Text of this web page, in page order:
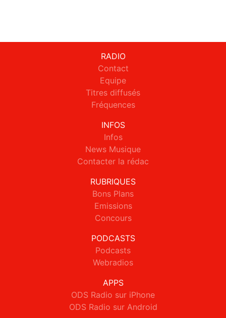
RADIO
Contact
Equipe
Titres diffusés
Fréquences
INFOS
Infos
News Musique
Contacter la rédac
RUBRIQUES
Bons Plans
Emissions
Concours
PODCASTS
Podcasts
Webradios
APPS
ODS Radio sur iPhone
ODS Radio sur Android